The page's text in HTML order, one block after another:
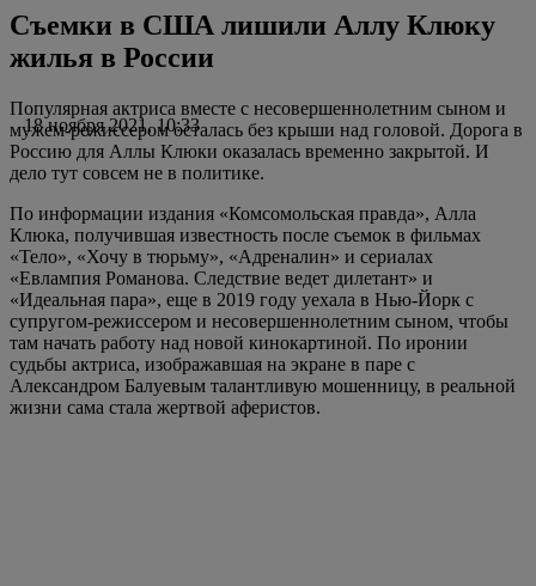
Съемки в США лишили Аллу Клюку
жилья в России
18 ноября 2021, 10:33
Популярная актриса вместе с несовершеннолетним сыном и
мужем-режиссером осталась без крыши над головой. Дорога в
Россию для Аллы Клюки оказалась временно закрытой. И
дело тут совсем не в политике.
По информации издания «Комсомольская правда», Алла
Клюка, получившая известность после съемок в фильмах
«Тело», «Хочу в тюрьму», «Адреналин» и сериалах
«Евлампия Романова. Следствие ведет дилетант» и
«Идеальная пара», еще в 2019 году уехала в Нью-Йорк с
супругом-режиссером и несовершеннолетним сыном, чтобы
там начать работу над новой кинокартиной. По иронии
судьбы актриса, изображавшая на экране в паре с
Александром Балуевым талантливую мошенницу, в реальной
жизни сама стала жертвой аферистов.